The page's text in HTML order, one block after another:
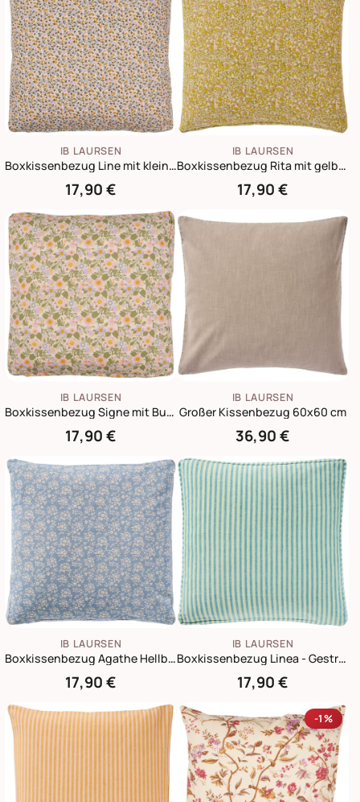
IB LAURSEN
Boxkissenbezug Line mit kleinen Blumen
17,90 €
IB LAURSEN
Boxkissenbezug Rita mit gelben, grünen und rosa Blumen
17,90 €
IB LAURSEN
Boxkissenbezug Signe mit Bunten Blumen
17,90 €
IB LAURSEN
Großer Kissenbezug 60x60 cm
36,90 €
IB LAURSEN
Boxkissenbezug Agathe Hellblau mit Blumen
17,90 €
IB LAURSEN
Boxkissenbezug Linea - Gestreift
17,90 €
-1%